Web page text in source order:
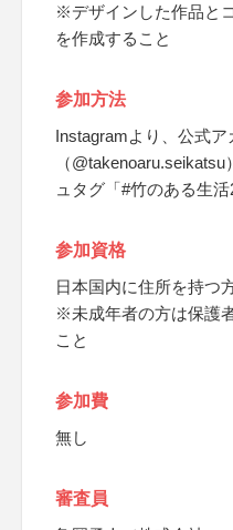
※デザインした作品と
を作成すること
参加方法
Instagramより、公式ア
（
ュタグ「#竹のある生
参加資格
日本国内に住所を持つ
※未成年者の方は保護
こと
参加費
無し
審査員